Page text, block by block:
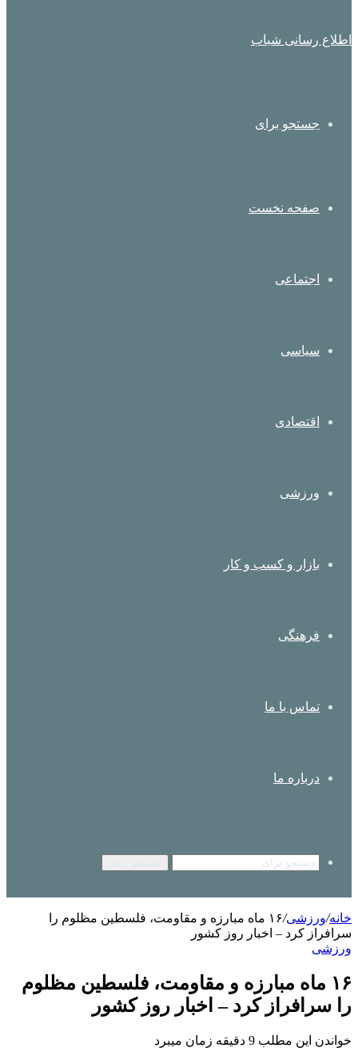
اطلاع رسانی شباب
جستجو برای
صفحه نخست
اجتماعی
سیاسی
اقتصادی
ورزشی
بازار و کسب و کار
فرهنگی
تماس با ما
درباره ما
خانه/ورزشی/
۱۶ ماه مبارزه و مقاومت، فلسطین مظلوم را
سرافراز کرد – اخبار روز کشور
ورزشی
۱۶ ماه مبارزه و مقاومت، فلسطین مظلوم
را سرافراز کرد – اخبار روز کشور
خواندن این مطلب 9 دقیقه زمان میبرد